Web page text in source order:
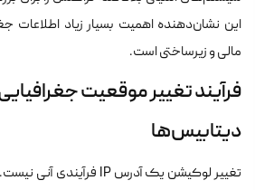
مالی و زیرساختی است.
فرآیند تغییر موقعیت
دیتابیس‌ها